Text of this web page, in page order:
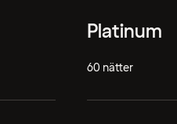
Platinum
60 nätter